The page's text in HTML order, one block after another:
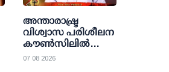
അന്താരാഷ്ട്ര
വിശ്വാസ പരിശീലന
കൗണ്‍സിലില്‍
അംഗമായി മാര്‍
07 08 2026